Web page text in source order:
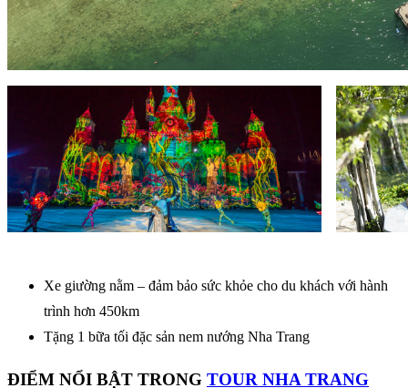
Xe giường nằm – đảm bảo sức khỏe cho du khách với hành
trình hơn 450km
Tặng 1 bữa tối đặc sản nem nướng Nha Trang
ĐIỂM NỔI BẬT TRONG TOUR NHA TRANG